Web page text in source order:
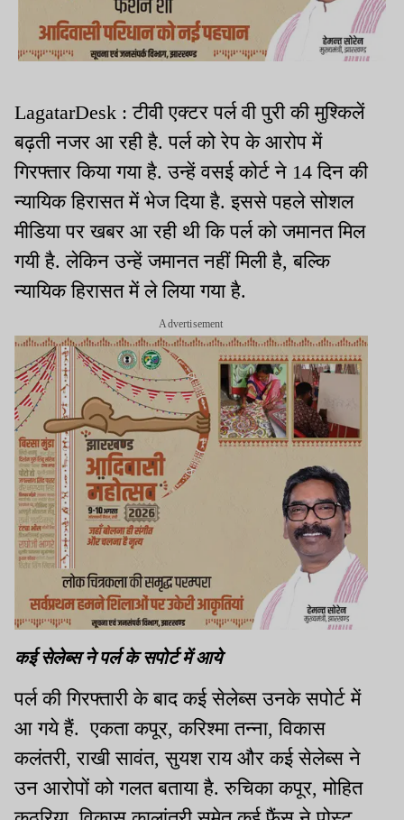
LagatarDesk : टीवी एक्टर पर्ल वी पुरी की मुश्किलें
बढ़ती नजर आ रही है. पर्ल को रेप के आरोप में
गिरफ्तार किया गया है. उन्हें वसई कोर्ट ने 14 दिन की
न्यायिक हिरासत में भेज दिया है. इससे पहले सोशल
मीडिया पर खबर आ रही थी कि पर्ल को जमानत मिल
गयी है. लेकिन उन्हें जमानत नहीं मिली है, बल्क‍ि
न्यायिक हिरासत में ले लिया गया है.
Advertisement
कई सेलेब्स ने पर्ल के सपोर्ट में आये
पर्ल की गिरफ्तारी के बाद कई सेलेब्स उनके सपोर्ट में
आ गये हैं. एकता कपूर, करिश्मा तन्ना, विकास
कलंतरी, राखी सावंत, सुयश राय और कई सेलेब्स ने
उन आरोपों को गलत बताया है. रुचिका कपूर, मोहित